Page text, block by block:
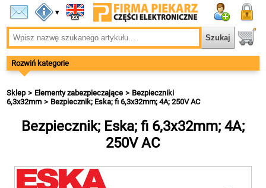
▾
Rozwiń kategorie
Sklep Elementy zabezpieczające
Bezpieczniki
6,3x32mm
Bezpiecznik; Eska; fi 6,3x32mm; 4A; 250V AC
Bezpiecznik; Eska; fi 6,3x32mm; 4A;
250V AC